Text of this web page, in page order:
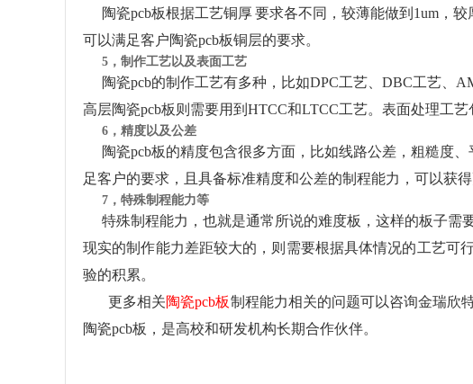
陶瓷pcb板根据工艺铜厚 要求各不同，较薄能做到1um，较
可以满足客户陶瓷pcb板铜层的要求。
5，制作工艺以及表面工艺
陶瓷pcb的制作工艺有多种，比如DPC工艺、DBC工艺、
高层陶瓷pcb板则需要用到HTCC和LTCC工艺。表面处理工
6，精度以及公差
陶瓷pcb板的精度包含很多方面，比如线路公差，粗糙度
足客户的要求，且具备标准精度和公差的制程能力，可以获得
7，特殊制程能力等
特殊制程能力，也就是通常所说的难度板，这样的板子需
现实的制作能力差距较大的，则需要根据具体情况的工艺可
验的积累。
更多相关陶瓷pcb板制程能力相关的问题可以咨询金瑞欣
陶瓷pcb板，是高校和研发机构长期合作伙伴。